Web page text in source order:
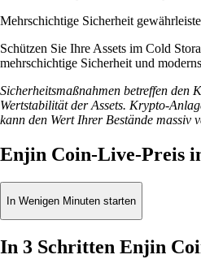
Mehrschichtige Sicherheit
Schützen Sie Ihre Assets im Cold
mehrschichtige Sicherheit und
Sicherheitsmaßnahmen betreffen den
Wertstabilität der Assets. Krypto-
kann den Wert Ihrer Bestände massiv
Enjin Coin-Live-Preis
In Wenigen Minuten starten
In 3 Schritten Enjin